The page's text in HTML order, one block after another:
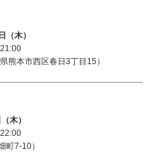
木）
0
熊本市西区春日3丁目 15）
木）
0
町7-10）